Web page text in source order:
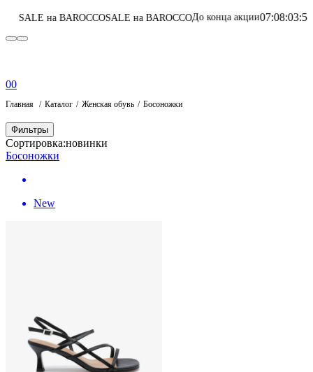
SALE на BAROCCOДо конца акции07:08:03:52 Перейти в
00
Главная Каталог Женская обувь Босоножки
Фильтры
Сортировка:новинки
Босоножки
New